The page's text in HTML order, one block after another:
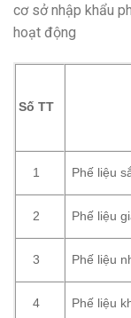
cơ sở nhập khẩu
hoạt động
Số TT
1 Phế liệu
2 Phế liệu
3 Phế liệu
4 Phế liệu